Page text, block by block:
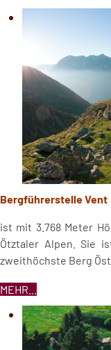
Bergführerstelle Vent
ist mit 3.768 Meter
Ötztaler Alpen. Sie
zweithöchste Berg
MEHR...